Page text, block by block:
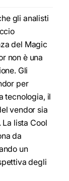
gli analisti
del Magic
non è una
Gli
per
tecnologia, il
vendor sia
lista Cool
da
un
degli